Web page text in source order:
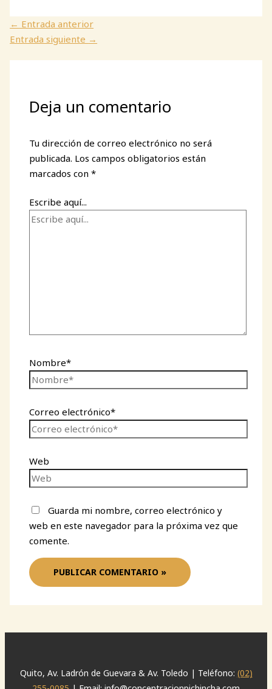
← Entrada anterior
Entrada siguiente →
Deja un comentario
Tu dirección de correo electrónico no será
publicada. Los campos obligatorios están
marcados con*
Escribe aquí...
Nombre*
Correo electrónico*
Web
Guarda mi nombre, correo electrónico y
web en este navegador para la próxima vez que
comente.
Quito, Av. Ladrón de Guevara & Av. Toledo | Teléfono: (02)